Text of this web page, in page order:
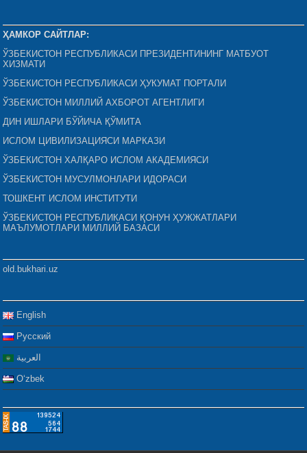
ҲАМКОР САЙТЛАР:
ЎЗБЕКИСТОН РЕСПУБЛИКАСИ ПРЕЗИДЕНТИНИНГ МАТБУОТ
ХИЗМАТИ
ЎЗБЕКИСТОН РЕСПУБЛИКАСИ ҲУКУМАТ ПОРТАЛИ
ЎЗБЕКИСТОН МИЛЛИЙ АХБОРОТ АГЕНТЛИГИ
ДИН ИШЛАРИ БЎЙИЧА ҚЎМИТА
ИСЛОМ ЦИВИЛИЗАЦИЯСИ МАРКАЗИ
ЎЗБЕКИСТОН ХАЛҚАРО ИСЛОМ АКАДЕМИЯСИ
ЎЗБЕКИСТОН МУСУЛМОНЛАРИ ИДОРАСИ
ТОШКЕНТ ИСЛОМ ИНСТИТУТИ
ЎЗБЕКИСТОН РЕСПУБЛИКАСИ ҚОНУН ҲУЖЖАТЛАРИ
МАЪЛУМОТЛАРИ МИЛЛИЙ БАЗАСИ
old.bukhari.uz
English
Русский
العربية
Oʻzbek